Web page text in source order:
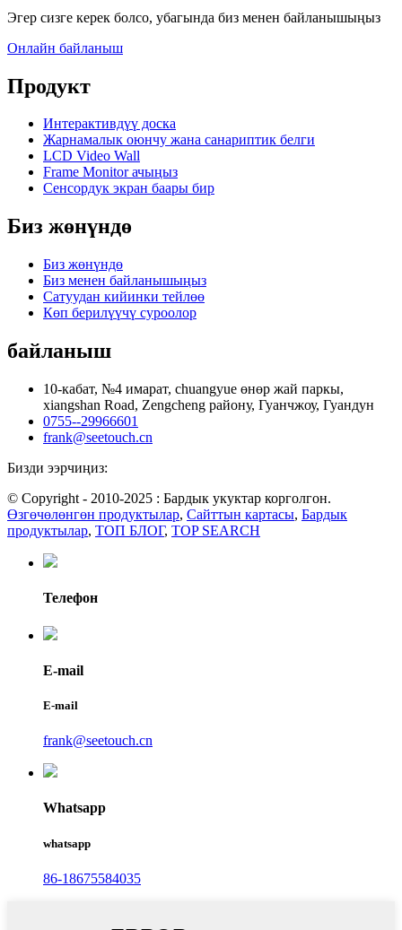
Эгер сизге керек болсо, убагында биз менен байланышыңыз
Онлайн байланыш
Продукт
Интерактивдүү доска
Жарнамалык оюнчу жана санариптик белги
LCD Video Wall
Frame Monitor ачыңыз
Сенсордук экран баары бир
Биз жөнүндө
Биз жөнүндө
Биз менен байланышыңыз
Сатуудан кийинки тейлөө
Көп берилүүчү суроолор
байланыш
10-кабат, №4 имарат, chuangyue өнөр жай паркы,
xiangshan Road, Zengcheng району, Гуанчжоу, Гуандун
0755--29966601
frank@seetouch.cn
Бизди ээрчиңиз:
© Copyright - 2010-2025 : Бардык укуктар корголгон.
Өзгөчөлөнгөн продуктылар, Сайттын картасы, Бардык
продуктылар, ТОП БЛОГ, TOP SEARCH
Телефон
E-mail
E-mail
frank@seetouch.cn
Whatsapp
whatsapp
86-18675584035